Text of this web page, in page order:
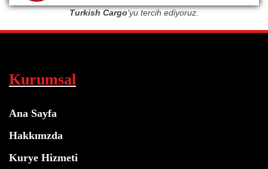
Turkish Cargo‘yu tercih ediyoruz.
Kurumsal
Ana Sayfa
Hakkımzda
Kurye Hizmeti